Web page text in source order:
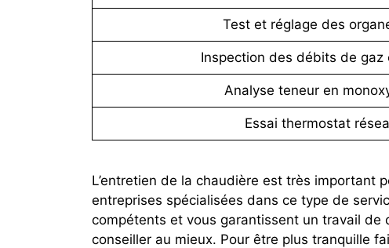
Test et réglage des
Inspection des débits de gaz
Analyse teneur en
Essai thermostat
L’entretien de la chaudière est très important
entreprises spécialisées dans ce type de
compétents et vous garantissent un travail
conseiller au mieux. Pour être plus tranquille